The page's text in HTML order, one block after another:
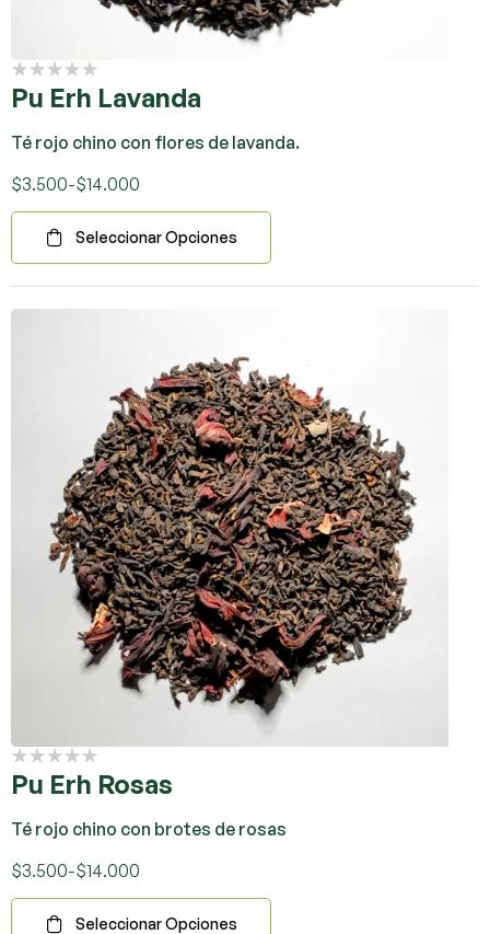
Pu Erh Lavanda
Té rojo chino con flores de lavanda.
$3.500-$14.000
Seleccionar Opciones
Pu Erh Rosas
Té rojo chino con brotes de rosas
$3.500-$14.000
Seleccionar Opciones